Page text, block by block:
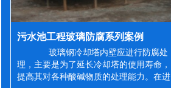
污水池工程玻璃防腐系列案例
玻璃钢冷却塔内壁应进行防腐处
理，主要是为了延长冷却塔的使用寿命，
提高其对各种酸碱物质的处理能力。在进